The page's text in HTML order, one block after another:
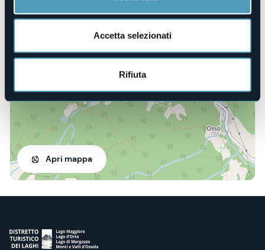
Accetta selezionati
Rifiuta
Località Esigo, 12
28861 - Baceno (VB)
Apri mappa